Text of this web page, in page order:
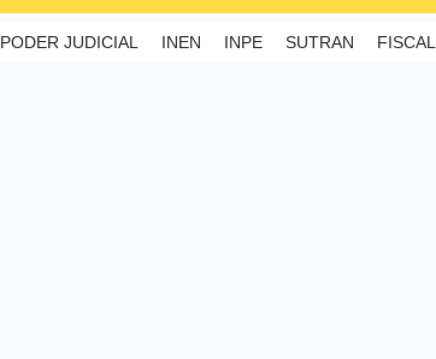
PODER JUDICIAL INEN INPE SUTRAN